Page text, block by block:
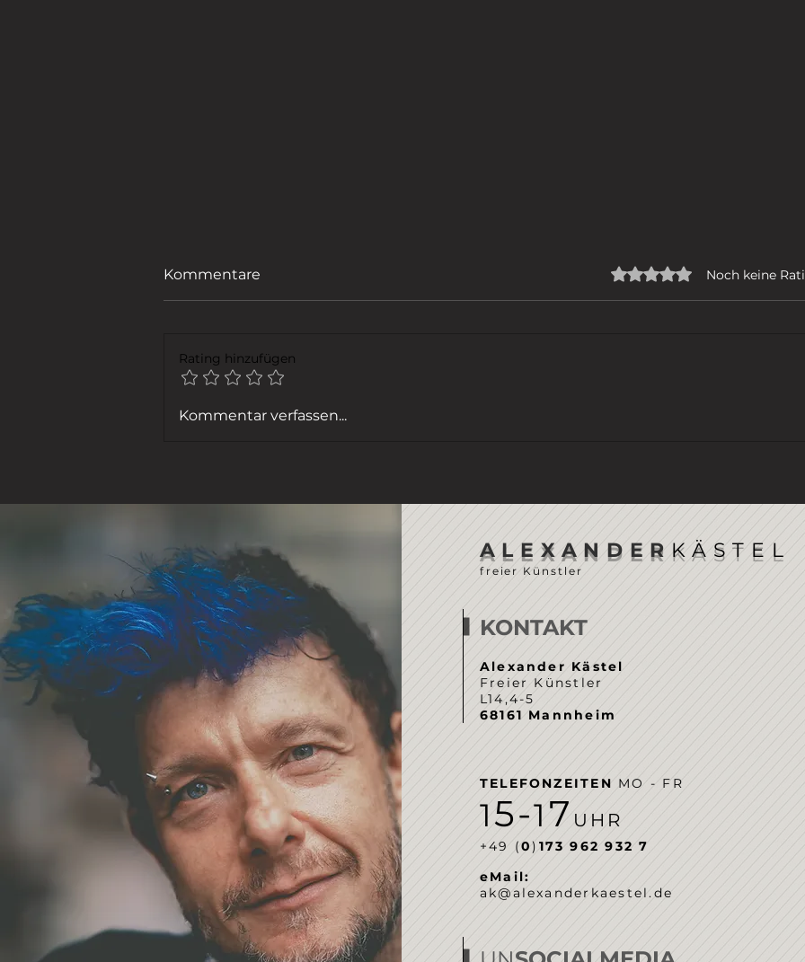
FENSTER PUTZEN
Kommentare Mit 0 von 5 Sternen
Noch keine
Rating hinzufügen
Kommentar verfassen...
ALEXANDER KÄSTEL
freier Künstler
KONTAKT
Alexander Kästel
Freier Künstler
L14,4-5
68161 Mannheim
TELEFONZEITEN MO - FR
15-1 7 UHR
‭+49 (0) 173 962 932 7‬
eMail:
ak@alexanderkaestel.de